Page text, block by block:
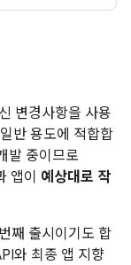
변경사항을 사용
반 용도에 적합합
발 중이므로
앱이 예상대로 작
째 출시이기도 합
와 최종 앱 지향